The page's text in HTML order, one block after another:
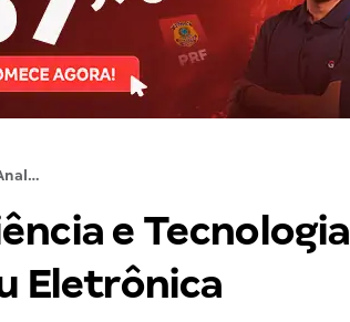
B1-06-A Analista em Ciência e Tecnologia – Engenharia Elétrica ou Eletrônica
e Tecnologia
Eletrônica